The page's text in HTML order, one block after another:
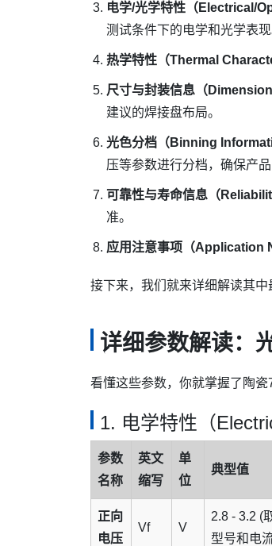
电学/光学特性（Electrical/
测试条件下的电学和光学表现
热学特性（Thermal
尺寸与封装信息（
建议的焊接盘布局。
光色分档（Binning
压等参数进行分档，确保产品
可靠性与寿命信息（
准。
应用注意事项（Application
接下来，我们就来详细解读其中
详细参数解读：
看懂这些参数，你就掌握了陶瓷
1. 电学特性（
参数
名称
英文
缩写
单
位
典型值
正向
电压
Vf V
2.8 - 3.2 (
型号和电